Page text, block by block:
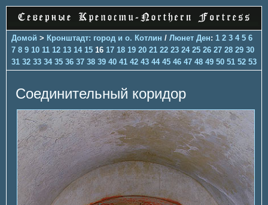
Домой > Кронштадт: город и о. Котлин / Люнет Ден: 1 2 3 4 5 6
7 8 9 10 11 12 13 14 15 16 17 18 19 20 21 22 23 24 25 26 27 28 29 30
31 32 33 34 35 36 37 38 39 40 41 42 43 44 45 46 47 48 49 50 51 52 53
Соединительный коридор